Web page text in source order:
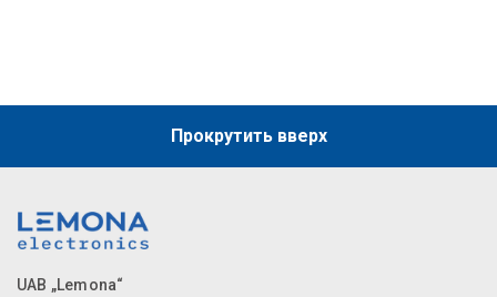
Прокрутить вверх
UAB „Lemona“